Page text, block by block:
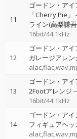
11
ゴードン・ア
「Cherry Pie」
ライン(高梨謙
16bit/44.1kHz
12
ゴードン・ア
ガレージアレン
13
ゴードン・ア
2Footアレンジ --
16bit/44.1kHz
14
ゴードン・ア
フィギュアヘ